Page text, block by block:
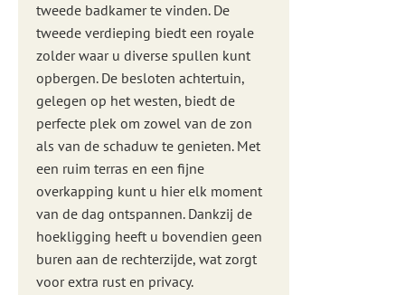
tweede badkamer te vinden. De
tweede verdieping biedt een royale
zolder waar u diverse spullen kunt
opbergen. De besloten achtertuin,
gelegen op het westen, biedt de
perfecte plek om zowel van de zon
als van de schaduw te genieten. Met
een ruim terras en een fijne
overkapping kunt u hier elk moment
van de dag ontspannen. Dankzij de
hoekligging heeft u bovendien geen
buren aan de rechterzijde, wat zorgt
voor extra rust en privacy.